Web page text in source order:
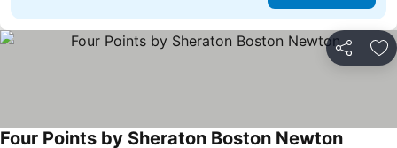
Compartir
Four Points by Sheraton Boston Newton